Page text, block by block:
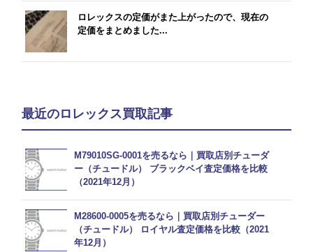
ロレックスの定価がまた上がったので、現在の
定価をまとめました...
最近のロレックス買取記事
M79010SG-0001を売るなら｜買取店別チューダ
ー（チュードル） ブラックベイ査定価格を比較
（2021年12月）
M28600-0005を売るなら｜買取店別チューダー
（チュードル） ロイヤル査定価格を比較（2021
年12月）